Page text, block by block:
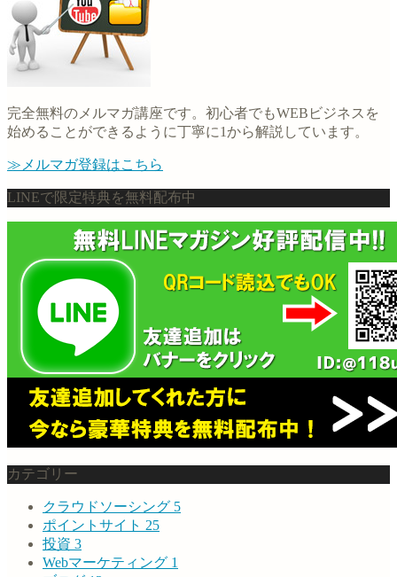
完全無料のメルマガ講座です。初心者でもWEBビジネスを
始めることができるように丁寧に1から解説しています。
≫メルマガ登録はこちら
LINEで限定特典を無料配布中
カテゴリー
クラウドソーシング 5
ポイントサイト 25
投資 3
Webマーケティング 1